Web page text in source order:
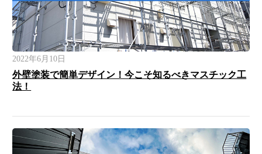
2022年6月10日
外壁塗装で簡単デザイン！今こそ知るべきマスチック工
法！